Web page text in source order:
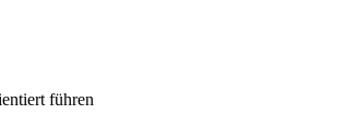
führen